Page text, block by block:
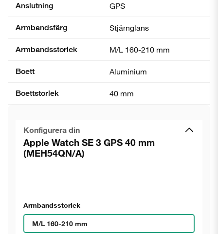
Anslutning GPS
Armbandsfärg Stjärnglans
Armbandsstorlek M/L 160-210 mm
Boett Aluminium
Boettstorlek 40 mm
Konfigurera din
Apple Watch SE 3 GPS 40 mm
(MEH54QN/A)
Armbandsstorlek
M/L 160-210 mm